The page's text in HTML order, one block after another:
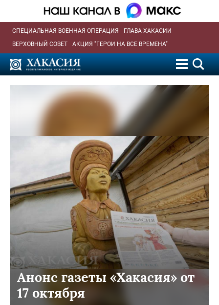
СПЕЦИАЛЬНАЯ ВОЕННАЯ ОПЕРАЦИЯ
ГЛАВА ХАКАСИИ
ВЕРХОВНЫЙ СОВЕТ
АКЦИЯ "ГЕРОИ НА ВСЕ ВРЕМЕНА"
Анонс газеты «Хакасия» от
17 октября